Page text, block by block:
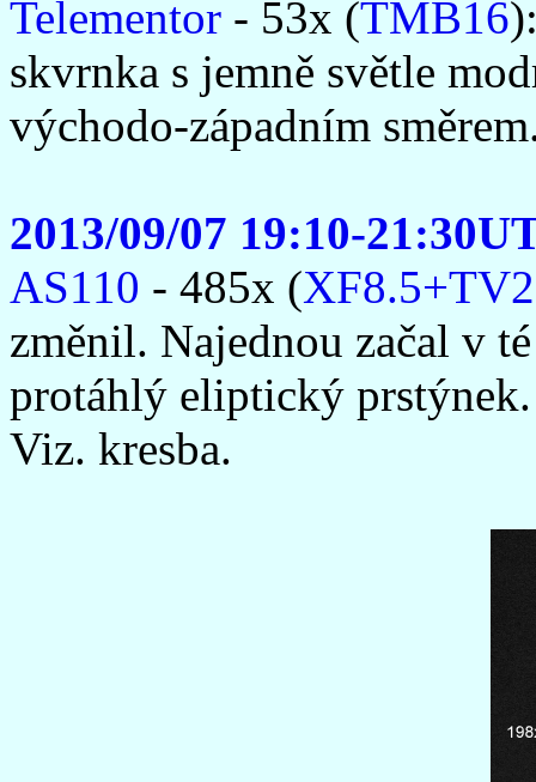
Telementor - 53x (TMB16
skvrnka s jemně světle
východo-západním
2013/09/07 19:10-
AS110 - 485x (
změnil. Najednou začal v
protáhlý eliptický
Viz. kresba.